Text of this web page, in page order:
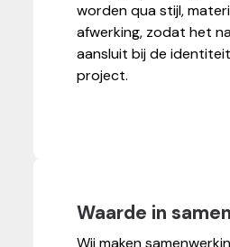
worden qua stijl,
afwerking, zodat het
aansluit bij de
project.
Waarde in
Wij maken